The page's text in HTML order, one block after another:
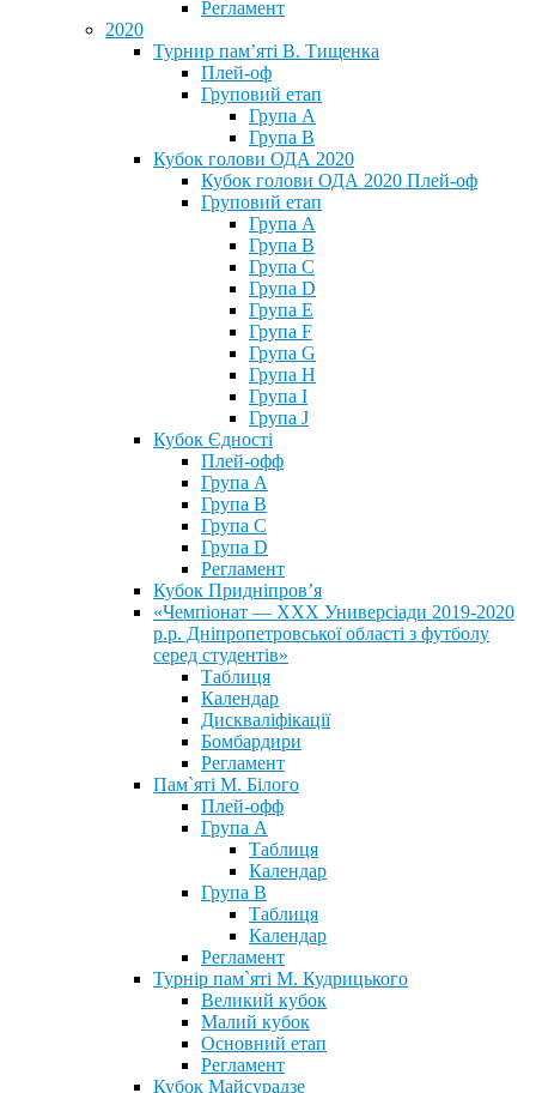
Регламент
2020
Турнир пам’яті В. Тищенка
Плей-оф
Груповий етап
Група А
Група В
Кубок голови ОДА 2020
Кубок голови ОДА 2020 Плей-оф
Груповий етап
Група A
Група B
Група C
Група D
Група E
Група F
Група G
Група H
Група I
Група J
Кубок Єдності
Плей-офф
Група А
Група В
Група С
Група D
Регламент
Кубок Придніпров’я
«Чемпіонат — ХХХ Универсіади 2019-2020
р.р. Дніпропетровської області з футболу
серед студентів»
Таблиця
Календар
Дискваліфікації
Бомбардири
Регламент
Пам`яті М. Білого
Плей-офф
Група А
Таблиця
Календар
Група В
Таблиця
Календар
Регламент
Турнір пам`яті М. Кудрицького
Великий кубок
Малий кубок
Основний етап
Регламент
Кубок Майсурадзе